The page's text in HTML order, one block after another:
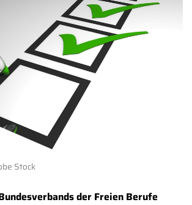
Stock
der Freien Berufe